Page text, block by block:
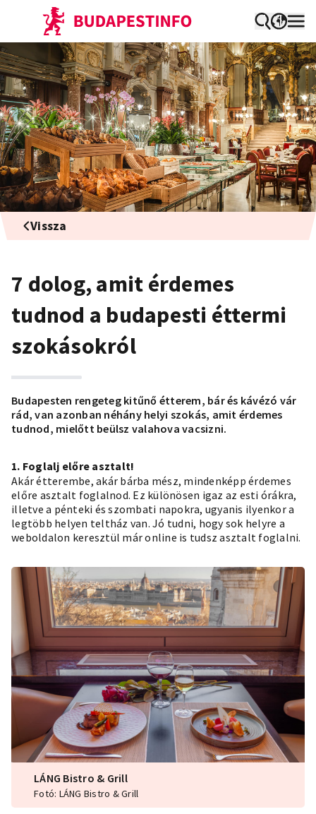
Vissza
7 dolog, amit érdemes
tudnod a budapesti éttermi
szokásokról
Budapesten rengeteg kitűnő étterem, bár és kávézó vár
rád, van azonban néhány helyi szokás, amit érdemes
tudnod, mielőtt beülsz valahova vacsizni.
1. Foglalj előre asztalt!
Akár étterembe, akár bárba mész, mindenképp érdemes
előre asztalt foglalnod. Ez különösen igaz az esti órákra,
illetve a pénteki és szombati napokra, ugyanis ilyenkor a
legtöbb helyen teltház van. Jó tudni, hogy sok helyre a
weboldalon keresztül már online is tudsz asztalt foglalni.
LÁNG Bistro & Grill
Fotó: LÁNG Bistro & Grill